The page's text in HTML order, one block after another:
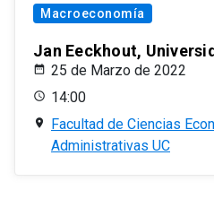
Macroeconomía
Jan Eeckhout,
25 de Marzo de 2022
14:00
Facultad de Ciencias
Administrativas UC